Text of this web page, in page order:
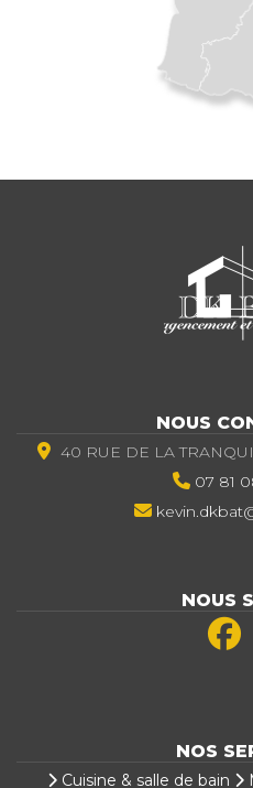
NOUS
40 RUE DE LA
07 81
NOUS
NOS
Cuisine & salle de bain